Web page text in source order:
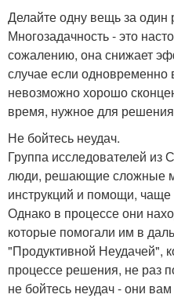
Делайте одну вещь за один
Многозадачность - это
сожалению, она снижает
случае если одновременно
невозможно хорошо
время, нужное для решения
Не бойтесь неудач.
Группа исследователей из
люди, решающие сложные
инструкций и помощи, чаще
Однако в процессе они
которые помогали им в
"Продуктивной Неудачей",
процессе решения, не раз
не бойтесь неудач - они